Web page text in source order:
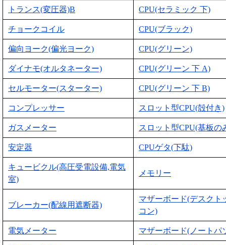
トランス(変圧器)B CPU(セラミック 下)
チョークコイル CPU(ブラック)
偏向ヨーク(偏光ヨーク) CPU(グリーン)
ダイナモ(オルタネーター) CPU(グリーン 下 A)
セルモーター(スターター) CPU(グリーン 下 B)
コンプレッサー スロット型CPU(殻付き)
ガスメーター スロット型CPU(基板の
安定器 CPUゲタ(下駄)
キュービクル(高圧受電設備,電気
室)
メモリー
ブレーカー(配線用遮断器)
マザーボード(デスクト
コン)
電気メーター マザーボード(ノートパ